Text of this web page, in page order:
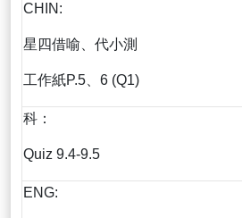
CHIN:
星四借喻、代小測
工作紙P.5、6 (Q1)
科：
Quiz 9.4-9.5
ENG: